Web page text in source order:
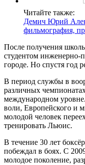
Читайте также:
Демич Юрий
фильмография,
После получения
студентом инженерно-
городе. Но спустя год
В период службы в
различных
международном
воли, Европейского и
молодой человек
тренировать Льюис.
В течение 30 лет
побеждал в боях. С
молодое поколение,